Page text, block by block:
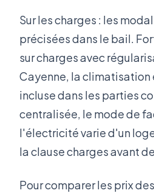
Sur les charges : les
précisées dans le bail.
sur charges avec
Cayenne, la climatisation
incluse dans les parties
centralisée, le mode de
l'électricité varie d'un
la clause charges avant
Pour comparer les prix